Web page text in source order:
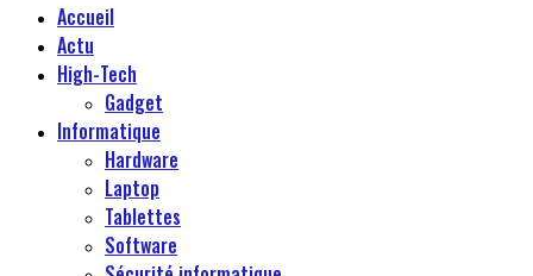
Accueil
Actu
High-Tech
Gadget
Informatique
Hardware
Laptop
Tablettes
Software